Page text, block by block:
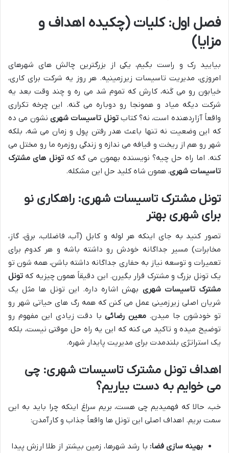
فصل اول: کلیات (چکیده اهداف و
مزایا)
بیایید رک و راست بگیم، یکی از بزرگترین چالش های شهرهای
امروزی، مدیریت تاسیسات زیرزمینیه. هر روز یه شرکت برای کاری،
خیابون رو می کَنه، کارش که تموم شد می ره و چند وقت بعد یه
شرکت دیگه میاد و همونجا رو دوباره می کَنه. این چرخه تکراری
واقعاً آزاردهنده است، نه؟ کتابتونل تاسیسات شهری نشون می ده
که این وضعیت نه تنها باعث هدر رفتن پول و زمان می شه، بلکه
شهر رو هم از ریخت و قیافه می ندازه و زندگی روزمره ما رو مختل می
کنه. اما راه حل چیه؟ نویسنده بهمون می گه کهتونل های مشترک
تاسیسات شهری، همون شاه کلید حل این مشکله.
تونل مشترک تاسیسات شهری: راهکاری نو
برای شهری بهتر
تصور کنید به جای اینکه هر لوله و کابل (آب، فاضلاب، برق، گاز،
مخابرات) مسیر جداگانه خودش رو داشته باشه و هر کدوم برای
تعمیرات و توسعه نیاز به حفاری جداگانه داشته باشن، همه شون تو
یک تونل بزرگ و مشترک قرار بگیرن. این دقیقاً همون چیزیه که تونل
مشترک تاسیسات شهری بهش اشاره داره. این تونل ها مثل یک
شریان اصلی زیرزمینی عمل می کنن که همه رگ های حیاتی شهر رو
تو خودشون جا میدن.معین رضائیبا دقت زیادی این مفهوم رو
توضیح میده و تاکید می کنه که این یه راه حل موقتی نیست، بلکه
یک استراتژی بلندمدت برای مدیریت پایدار شهره.
اهداف تونل مشترک تاسیسات شهری: چی
می خوایم به دست بیاریم؟
خب، حالا که فهمیدیم چی هست، بریم سراغ اینکه چرا باید به این
سمت بریم. اهداف اصلی این تونل ها واقعاً جذاب و کارآمدن:
بهینه سازی فضا: با رشد شهرها، زمین بیشتر از طلا ارزش پیدا